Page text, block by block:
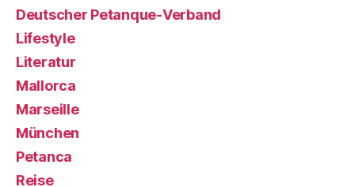
Deutscher Petanque-Verband
Lifestyle
Literatur
Mallorca
Marseille
München
Petanca
Reise